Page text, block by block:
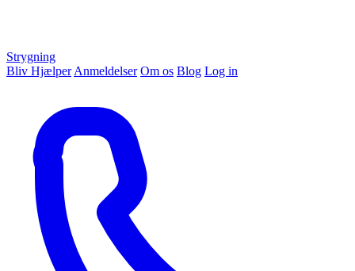
Strygning
Bliv Hjælper Anmeldelser Om os Blog Log in